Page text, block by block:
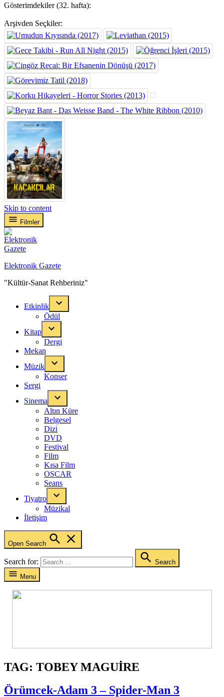
Gösterimdekiler (32. hafta):
Arşivden Seçkiler:
Skip to content
Filmler
Elektronik Gazete
"Kültür-Sanat Rehberiniz"
Etkinlik
Ödül
Kitap
Dergi
Mekan
Müzik
Konser
Sergi
Sinema
Altın Küre
Belgesel
Dizi
DVD
Festival
Film
Kısa Film
OSCAR
Seans
Tiyatro
Müzikal
İletişim
Open Search
Search for:
Search
Menu
TAG: TOBEY MAGUIRE
Örümcek-Adam 3 – Spider-Man 3